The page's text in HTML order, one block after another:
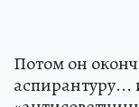
Потом он
аспирантуру...